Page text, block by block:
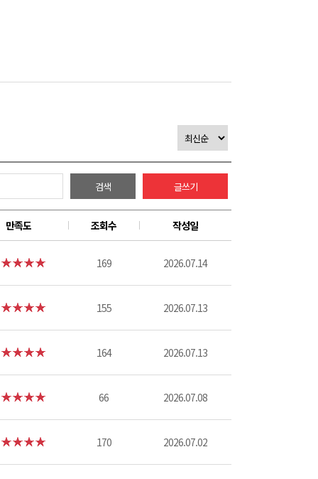
검색 글쓰기
만족도 조회수 작성일
169 2026.07.14
155 2026.07.13
164 2026.07.13
66 2026.07.08
170 2026.07.02